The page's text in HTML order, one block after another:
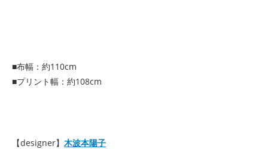
■布幅：約110cm
■プリント幅：約108cm
【designer】 木波本陽子